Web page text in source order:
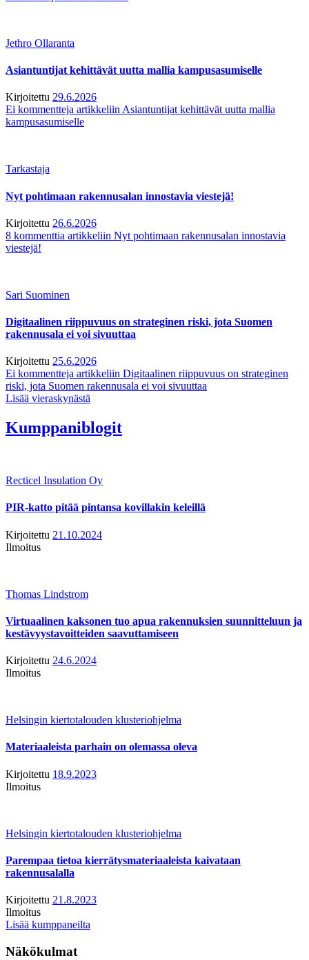
Jethro Ollaranta
Asiantuntijat kehittävät uutta mallia kampusasumiselle
Kirjoitettu 29.6.2026
Ei kommentteja artikkeliin Asiantuntijat kehittävät uutta mallia
kampusasumiselle
Tarkastaja
Nyt pohtimaan rakennusalan innostavia viestejä!
Kirjoitettu 26.6.2026
8 kommenttia artikkeliin Nyt pohtimaan rakennusalan innostavia
viestejä!
Sari Suominen
Digitaalinen riippuvuus on strateginen riski, jota Suomen
rakennusala ei voi sivuuttaa
Kirjoitettu 25.6.2026
Ei kommentteja artikkeliin Digitaalinen riippuvuus on strateginen
riski, jota Suomen rakennusala ei voi sivuuttaa
Lisää vieraskynästä
Kumppaniblogit
Recticel Insulation Oy
PIR-katto pitää pintansa kovillakin keleillä
Kirjoitettu 21.10.2024
Ilmoitus
Thomas Lindstrom
Virtuaalinen kaksonen tuo apua rakennuksien suunnitteluun ja
kestävyystavoitteiden saavuttamiseen
Kirjoitettu 24.6.2024
Ilmoitus
Helsingin kiertotalouden klusteriohjelma
Materiaaleista parhain on olemassa oleva
Kirjoitettu 18.9.2023
Ilmoitus
Helsingin kiertotalouden klusteriohjelma
Parempaa tietoa kierrätysmateriaaleista kaivataan
rakennusalalla
Kirjoitettu 21.8.2023
Ilmoitus
Lisää kumppaneilta
Näkökulmat